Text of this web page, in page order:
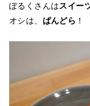
ぽるくさんはスイー
オシは、 ぱんどら ！